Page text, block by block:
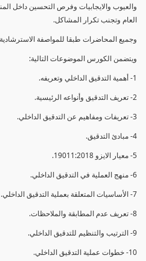
والعيوب والايجابيات وفرص التحسين داخل
العام وتجنب تكرار المشاكل.
وجميع المحاضرات طبقا للمواصفة الاسترشادية الأيزو
ويتضمن الكورس الموضوعات التالية:
1- أهمية التدقيق الداخلي وتعريفه.
2- تعريف التدقيق وأنواعه الرئيسية.
3- تعريفات ومفاهيم عن التدقيق الداخلي.
4- مبادئ التدقيق.
5- معيار الايزو 19011:2018.
6- منهج العملية في التدقيق الداخلي.
7- الأساسيات المتعلقة بعملية التدقيق الداخلي.
8- تعريف عدم المطابقة والملاحظات.
9- الترتيب والتنظيم للتدقيق الداخلي.
10- خطوات عملية التدقيق الداخلي.